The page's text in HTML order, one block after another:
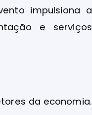
impulsiona a
e serviços
da economia.